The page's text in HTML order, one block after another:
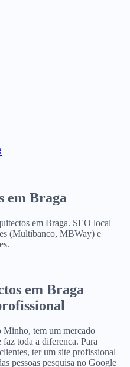
em Braga
em Braga. SEO local
(Multibanco, MBWay) e
em Braga
Minho, tem um mercado
toda a diferenca. Para
ter um site profissional
pessoas pesquisa no Google